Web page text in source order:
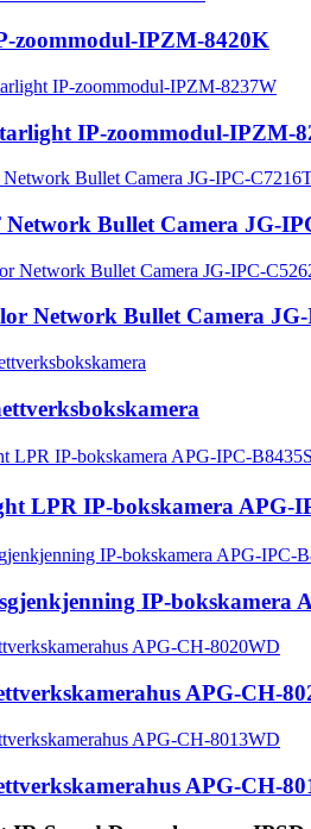
zoommodul-IPZM-8420K
IP-zoommodul-IPZM-
Bullet Camera JG-
Network Bullet Camera JG-
LPR IP-bokskamera APG-
IP-bokskamera
APG-CH-
APG-CH-